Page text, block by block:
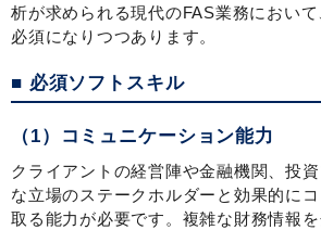
析が求められる現代のFAS業務におい
必須になりつつあります。
■ 必須ソフトスキル
（1）コミュニケーション能力
クライアントの経営陣や金融機関、投
な立場のステークホルダーと効果的に
取る能力が必要です。複雑な財務情報